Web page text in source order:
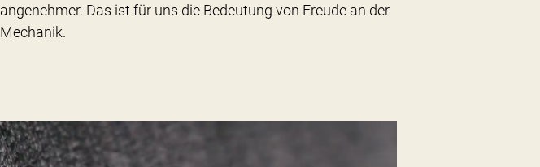
angenehmer. Das ist für uns die Bedeutung von Freude an der
Mechanik.